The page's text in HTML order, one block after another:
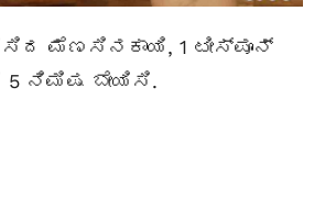
ಮೆಣಸಿನಕಾಯಿ, 1 ಟೀಸ್ಪೂನ್
5 ನಿಮಿಷ ಬೇಯಿಸಿ.